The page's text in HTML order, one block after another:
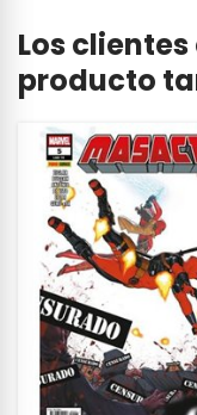
Los
producto